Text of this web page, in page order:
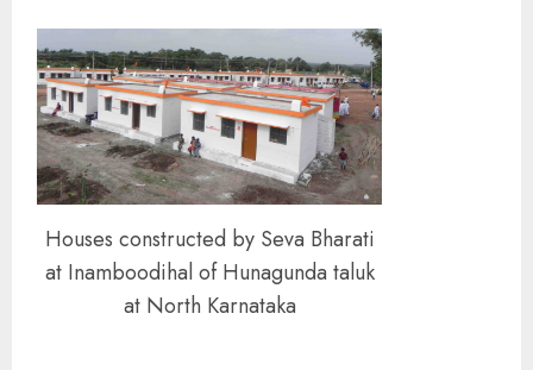
Houses constructed by Seva Bharati
at Inamboodihal of Hunagunda taluk
at North Karnataka